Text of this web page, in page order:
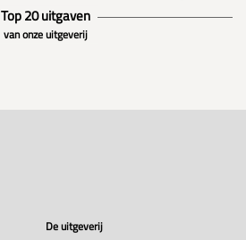
Top 20 uitgaven
van onze uitgeverij
De uitgeverij